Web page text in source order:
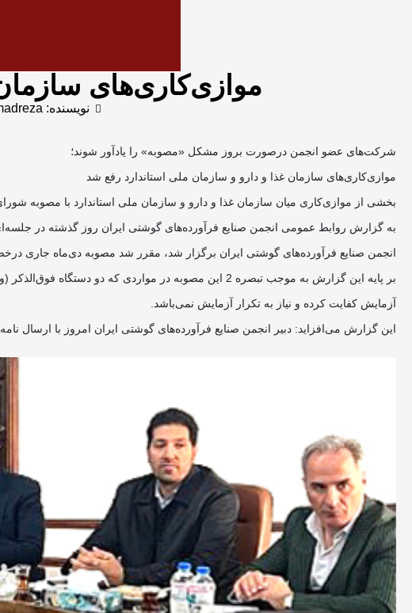
موازی‌کاری‌های
نویسنده:
شرکت‌های عضو انجمن درصورت بروز مشکل «مصوبه» را یادآور شوند؛‌
موازی‌کاری‌های سازمان غذا و دارو و سازمان ملی استاندارد رفع شد
بخشی از موازی‌کاری میان سازمان غذا و دارو و سازمان ملی استاندارد با مصوبه
به گزارش روابط عمومی انجمن صنایع فرآورده‌های گوشتی ایران روز گذشته در
انجمن صنایع فرآورده‌های گوشتی ایران برگزار شد، مقرر شد مصوبه دی‌ماه جاری
بر پایه این گزارش به موجب تبصره 2 این مصوبه در
آزمایش کفایت کرده و نیاز به تکرار آزمایش نمی‌باشد.
این گزارش می‌افزاید: دبیر انجمن صنایع فرآورده‌های گوشتی ایران امروز با ارسال